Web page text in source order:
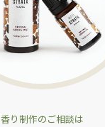
香り制作のご相談は